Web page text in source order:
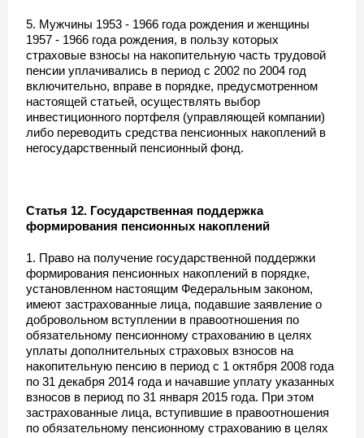
5. Мужчины 1953 - 1966 года рождения и женщины
1957 - 1966 года рождения, в пользу которых
страховые взносы на накопительную часть трудовой
пенсии уплачивались в период с 2002 по 2004 год
включительно, вправе в порядке, предусмотренном
настоящей статьей, осуществлять выбор
инвестиционного портфеля (управляющей компании)
либо переводить средства пенсионных накоплений в
негосударственный пенсионный фонд.
Статья 12. Государственная поддержка
формирования пенсионных накоплений
1. Право на получение государственной поддержки
формирования пенсионных накоплений в порядке,
установленном настоящим Федеральным законом,
имеют застрахованные лица, подавшие заявление о
добровольном вступлении в правоотношения по
обязательному пенсионному страхованию в целях
уплаты дополнительных страховых взносов на
накопительную пенсию в период с 1 октября 2008 года
по 31 декабря 2014 года и начавшие уплату указанных
взносов в период по 31 января 2015 года. При этом
застрахованные лица, вступившие в правоотношения
по обязательному пенсионному страхованию в целях